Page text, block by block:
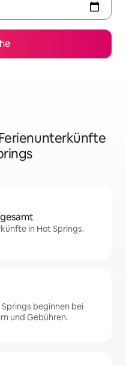
in Hot Springs.
beginnen bei
und Gebühren.